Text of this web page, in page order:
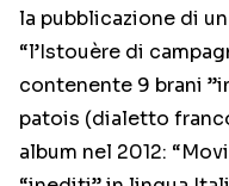
la pubblicazione di
“l’Istouère di
contenente 9 brani
patois (dialetto
album nel 2012: